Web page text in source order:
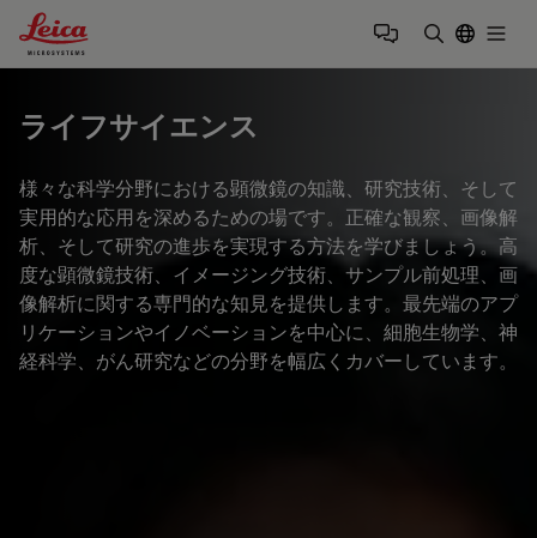
Leica Microsystems Logo
ライフサイエンス
様々な科学分野における顕微鏡の知識、研究技術、そして
実用的な応用を深めるための場です。正確な観察、画像解
析、そして研究の進歩を実現する方法を学びましょう。高
度な顕微鏡技術、イメージング技術、サンプル前処理、画
像解析に関する専門的な知見を提供します。最先端のアプ
リケーションやイノベーションを中心に、細胞生物学、神
経科学、がん研究などの分野を幅広くカバーしています。